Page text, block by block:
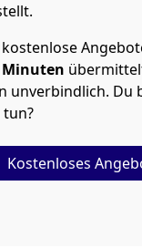
Minuten
unverbindlich. Du
Kostenloses